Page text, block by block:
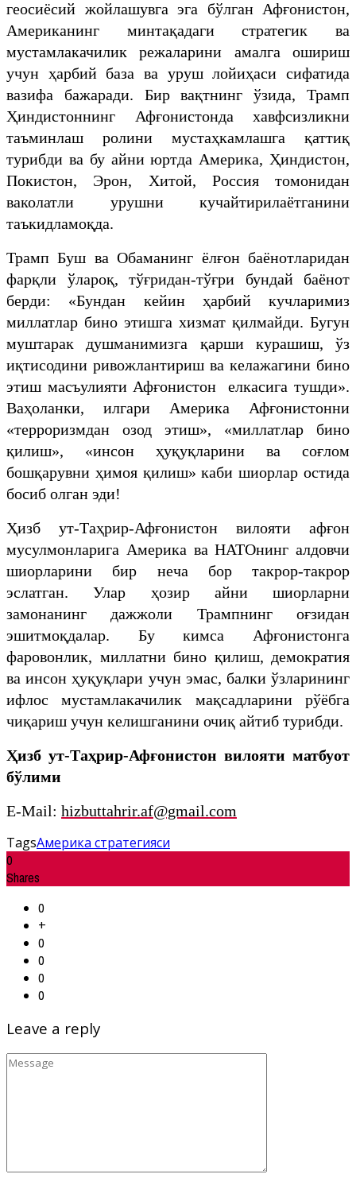
геосиёсий жойлашувга эга бўлган Афғонистон,
Американинг минтақадаги стратегик ва
мустамлакачилик режаларини амалга ошириш
учун ҳарбий база ва уруш лойиҳаси сифатида
вазифа бажаради. Бир вақтнинг ўзида, Трамп
Ҳиндистоннинг Афғонистонда хавфсизликни
таъминлаш ролини мустаҳкамлашга қаттиқ
турибди ва бу айни юртда Америка, Ҳиндистон,
Покистон, Эрон, Хитой, Россия томонидан
ваколатли урушни кучайтирилаётганини
таъкидламоқда.
Трамп Буш ва Обаманинг ёлғон баёнотларидан
фарқли ўлароқ, тўғридан-тўғри бундай баёнот
берди: «Бундан кейин ҳарбий кучларимиз
миллатлар бино этишга хизмат қилмайди. Бугун
муштарак душманимизга қарши курашиш, ўз
иқтисодини ривожлантириш ва келажагини бино
этиш масъулияти Афғонистон елкасига тушди».
Ваҳоланки, илгари Америка Афғонистонни
«терроризмдан озод этиш», «миллатлар бино
қилиш», «инсон ҳуқуқларини ва соғлом
бошқарувни ҳимоя қилиш» каби шиорлар остида
босиб олган эди!
Ҳизб ут-Таҳрир-Афғонистон вилояти афғон
мусулмонларига Америка ва НАТОнинг алдовчи
шиорларини бир неча бор такрор-такрор
эслатган. Улар ҳозир айни шиорларни
замонанинг дажжоли Трампнинг оғзидан
эшитмоқдалар. Бу кимса Афғонистонга
фаровонлик, миллатни бино қилиш, демократия
ва инсон ҳуқуқлари учун эмас, балки ўзларининг
ифлос мустамлакачилик мақсадларини рўёбга
чиқариш учун келишганини очиқ айтиб турибди.
Ҳизб ут-Таҳрир-Афғонистон вилояти матбуот
бўлими
E-Mail: hizbuttahrir.af@gmail.com
TagsАмерика стратегияси
0
Shares
0
+
0
0
0
0
Leave a reply